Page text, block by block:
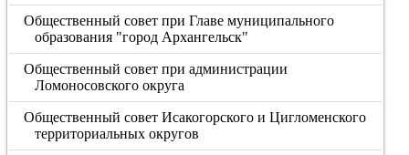
Общественный совет при Главе муниципального
образования "город Архангельск"
Общественный совет при администрации
Ломоносовского округа
Общественный совет Исакогорского и Цигломенского
территориальных округов